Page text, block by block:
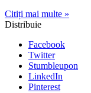
Citiți mai multe »
Distribuie
Facebook
Twitter
Stumbleupon
LinkedIn
Pinterest